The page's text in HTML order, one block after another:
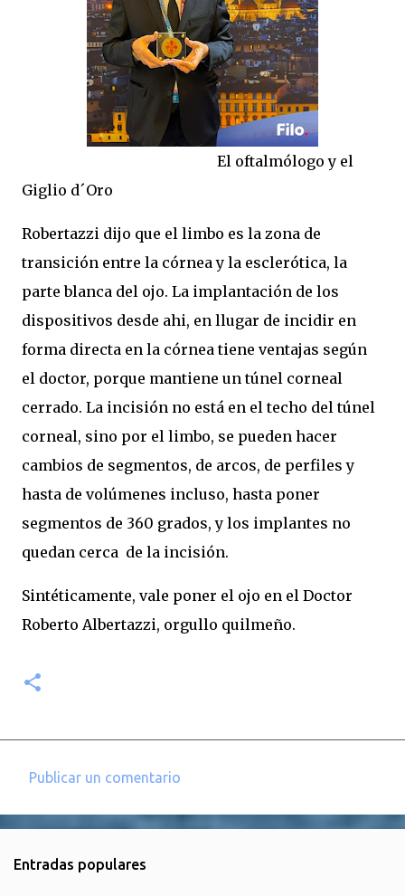
El oftalmólogo y el
Giglio d´Oro
Robertazzi dijo que el limbo es la zona de
transición entre la córnea y la esclerótica, la
parte blanca del ojo. La implantación de los
dispositivos desde ahi, en llugar de incidir en
forma directa en la córnea tiene ventajas según
el doctor, porque mantiene un túnel corneal
cerrado. La incisión no está en el techo del túnel
corneal, sino por el limbo, se pueden hacer
cambios de segmentos, de arcos, de perfiles y
hasta de volúmenes incluso, hasta poner
segmentos de 360 grados, y los implantes no
quedan cerca de la incisión.
Sintéticamente, vale poner el ojo en el Doctor
Roberto Albertazzi, orgullo quilmeño.
e
Publicar un comentario
Entradas populares